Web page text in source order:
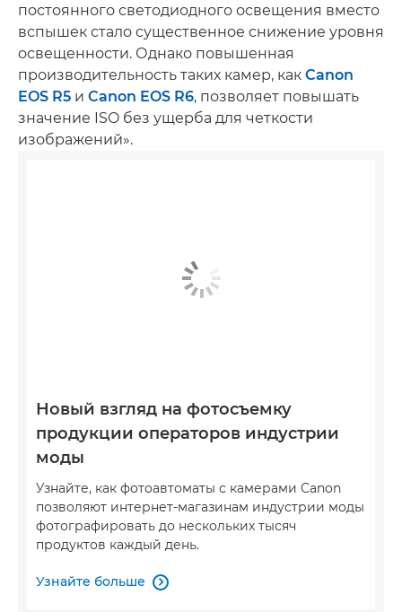
постоянного светодиодного освещения вместо
вспышек стало существенное снижение уровня
освещенности. Однако повышенная
производительность таких камер, как Canon
EOS R5 и Canon EOS R6, позволяет повышать
значение ISO без ущерба для четкости
изображений».
Новый взгляд на фотосъемку
продукции операторов индустрии
моды
Узнайте, как фотоавтоматы с камерами Canon
позволяют интернет-магазинам индустрии моды
фотографировать до нескольких тысяч
продуктов каждый день.
Узнайте больше 